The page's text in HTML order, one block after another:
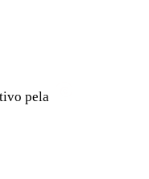
pela